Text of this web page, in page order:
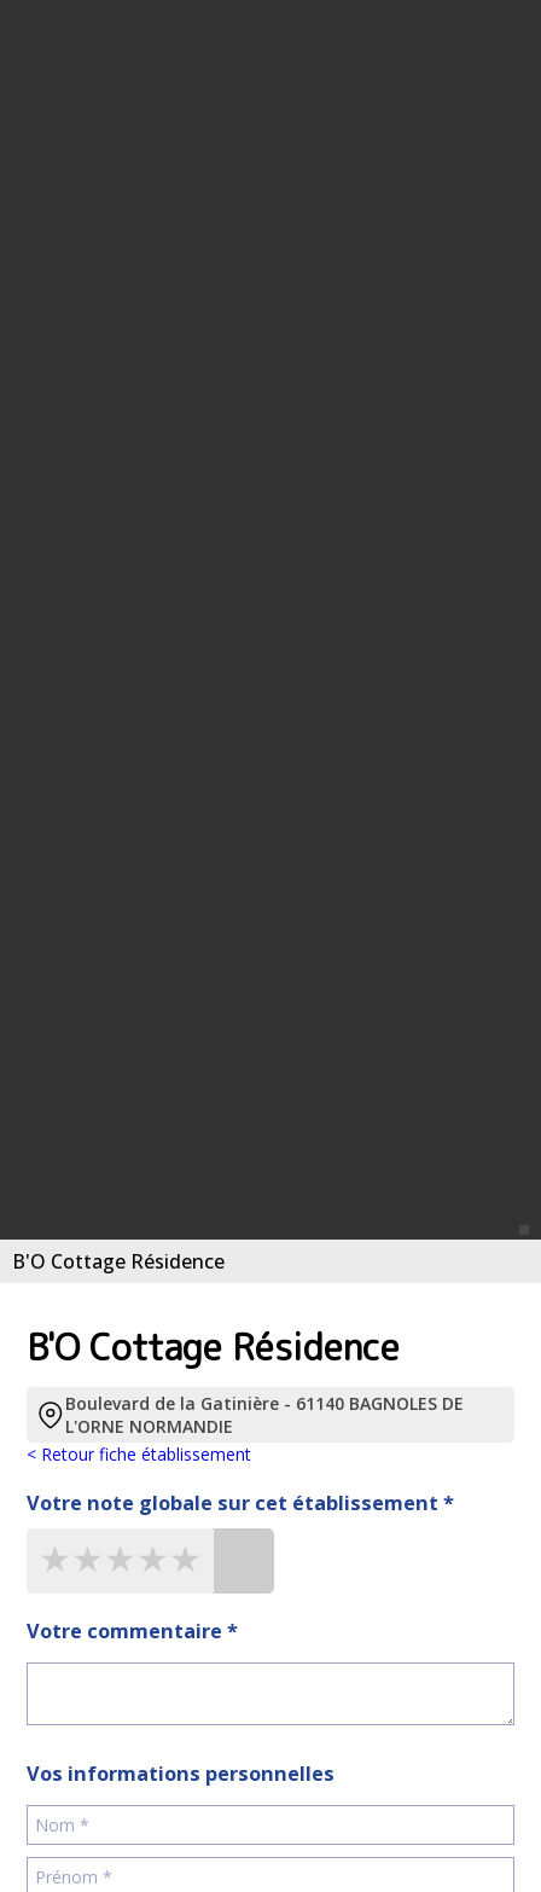
B'O Cottage Résidence
B'O Cottage Résidence
Boulevard de la Gatinière - 61140 BAGNOLES DE
L'ORNE NORMANDIE
< Retour fiche établissement
Votre note globale sur cet établissement *
★★★★★
★★★★★
★★★★★
Votre commentaire *
Vos informations personnelles